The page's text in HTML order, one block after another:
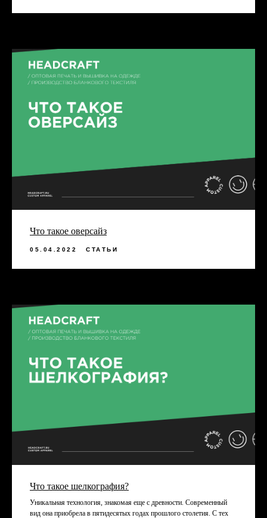
Что такое оверсайз
05.04.2022 СТАТЬИ
Что такое шелкография?
Уникальная технология, знакомая еще с древности. Современный
вид она приобрела в пятидесятых годах прошлого столетия. С тех